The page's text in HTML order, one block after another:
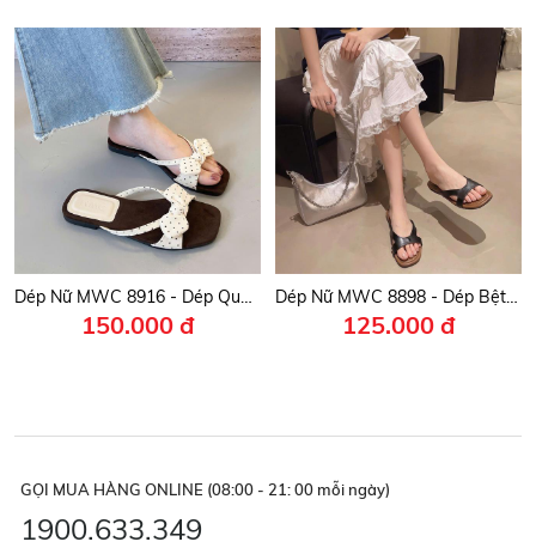
Dép Nữ MWC 8916 - Dép Quai Nơ Chấm Bi Nữ Tính, Thanh Lịch, Mang Đậm Phong Cách Hàn Quốc.
150.000 đ
Dép Nữ MWC 8898 - Dép Bệt Nữ, Mũi Vuông Quai Bản To Cách Điệu Mềm Mại, Êm Ái, Nữ Tính, Thời Trang.
125.000 đ
GỌI MUA HÀNG ONLINE (08:00 - 21: 00 mỗi ngày)
1900.633.349